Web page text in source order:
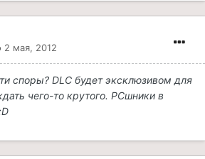
2 мая, 2012
споры? DLC будет эксклюзивом для
чего-то крутого. PCшники в